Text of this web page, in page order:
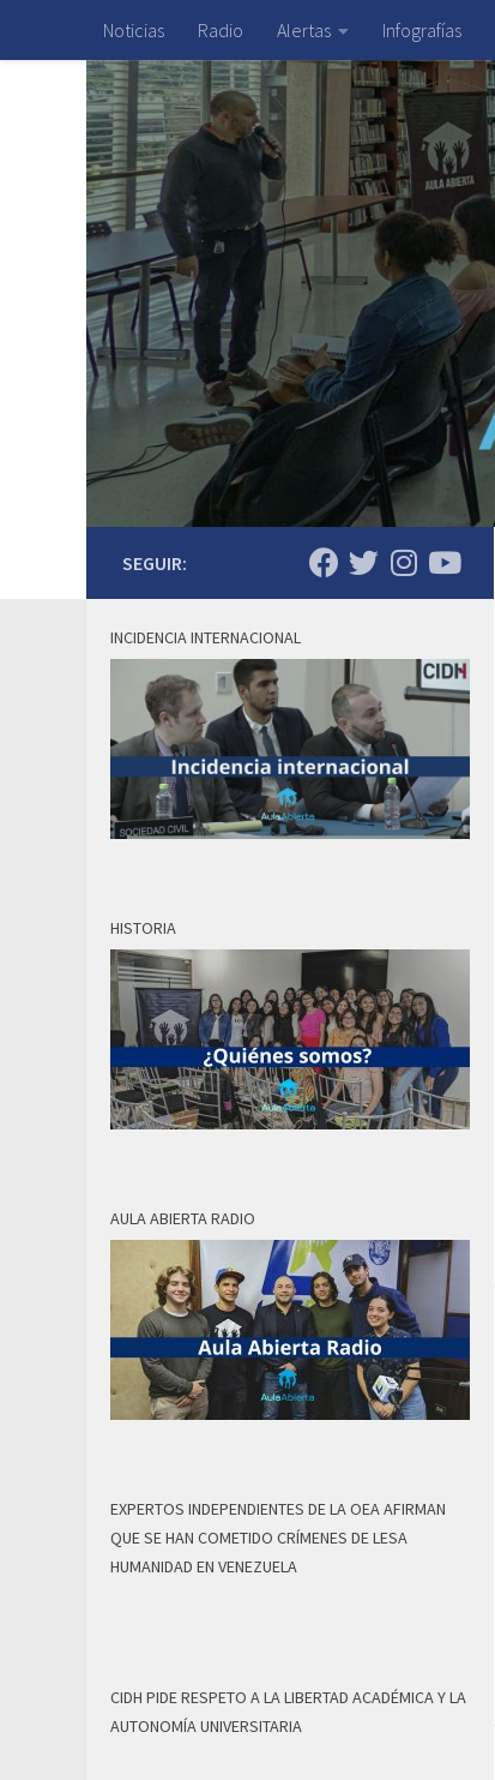
Saltar al contenido
Noticias Radio Alertas Infografías
SEGUIR:
INCIDENCIA INTERNACIONAL
HISTORIA
AULA ABIERTA RADIO
EXPERTOS INDEPENDIENTES DE LA OEA AFIRMAN
QUE SE HAN COMETIDO CRÍMENES DE LESA
HUMANIDAD EN VENEZUELA
CIDH PIDE RESPETO A LA LIBERTAD ACADÉMICA Y LA
AUTONOMÍA UNIVERSITARIA